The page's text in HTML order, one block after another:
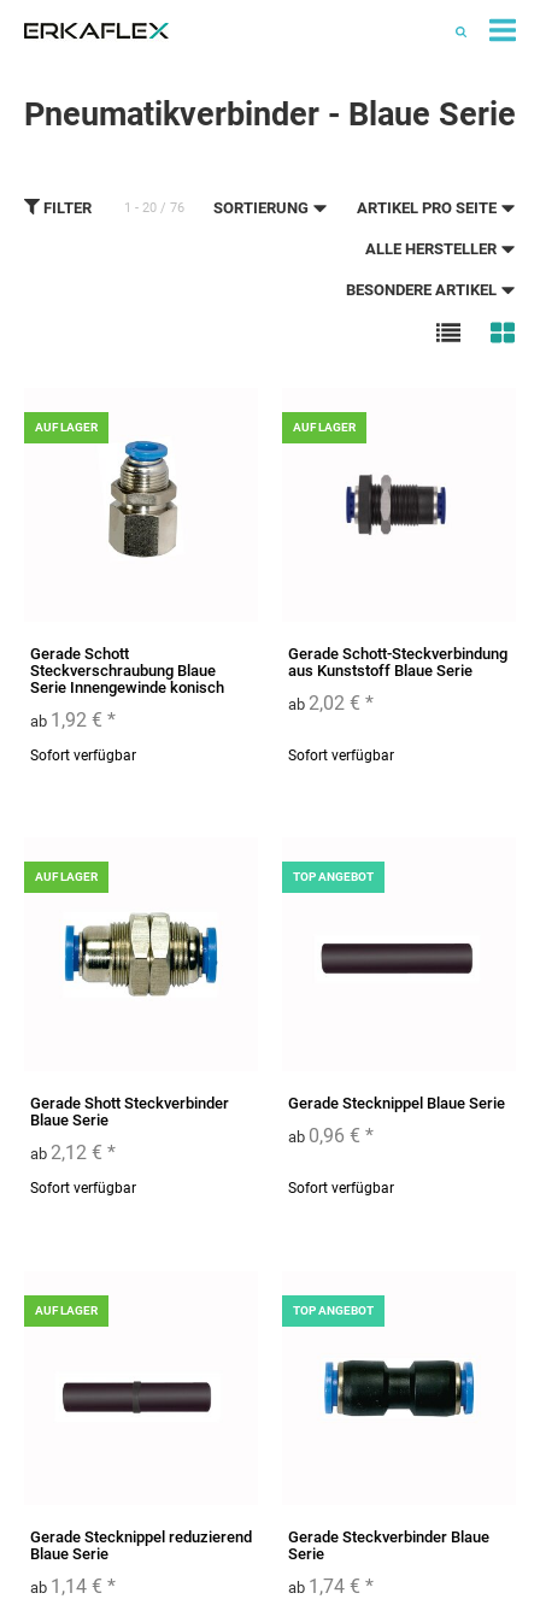
Pneumatikverbinder - Blaue Serie
FILTER 1 - 20 / 76 SORTIERUNG ARTIKEL PRO SEITE
ALLE HERSTELLER
BESONDERE ARTIKEL
AUF LAGER
Gerade Schott
Steckverschraubung Blaue
Serie Innengewinde konisch
ab 1,92 € *
Sofort verfügbar
AUF LAGER
Gerade Schott-Steckverbindung
aus Kunststoff Blaue Serie
ab 2,02 € *
Sofort verfügbar
AUF LAGER
Gerade Shott Steckverbinder
Blaue Serie
ab 2,12 € *
Sofort verfügbar
TOP ANGEBOT
Gerade Stecknippel Blaue Serie
ab 0,96 € *
Sofort verfügbar
AUF LAGER
Gerade Stecknippel reduzierend
Blaue Serie
ab 1,14 € *
TOP ANGEBOT
Gerade Steckverbinder Blaue
Serie
ab 1,74 € *